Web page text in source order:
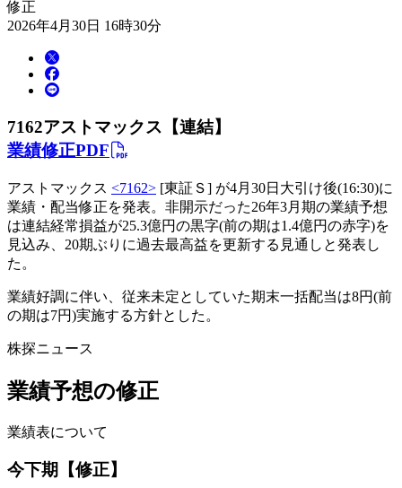
修正
2026年4月30日 16時30分
7162アストマックス【連結】
業績修正PDF
アストマックス <7162> [東証Ｓ] が4月30日大引け後(16:30)に
業績・配当修正を発表。非開示だった26年3月期の業績予想
は連結経常損益が25.3億円の黒字(前の期は1.4億円の赤字)を
見込み、20期ぶりに過去最高益を更新する見通しと発表し
た。
業績好調に伴い、従来未定としていた期末一括配当は8円(前
の期は7円)実施する方針とした。
株探ニュース
業績予想の修正
業績表について
今下期【修正】